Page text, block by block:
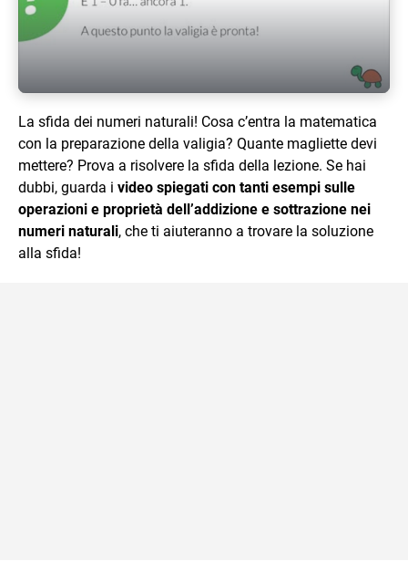
Play Video
La sfida dei numeri naturali! Cosa c’entra la matematica
con la preparazione della valigia? Quante magliette devi
mettere? Prova a risolvere la sfida della lezione. Se hai
dubbi, guarda i video spiegati con tanti esempi sulle
operazioni e proprietà dell’addizione e sottrazione nei
numeri naturali, che ti aiuteranno a trovare la soluzione
alla sfida!